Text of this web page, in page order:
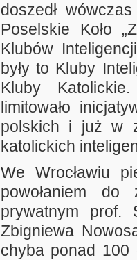
doszedł
Poselskie Koło
Klubów
były to Kluby
Kluby
limitowało
polskich i już w
katolickich
We Wrocławiu
powołaniem
prywatnym prof.
Zbigniewa
chyba ponad